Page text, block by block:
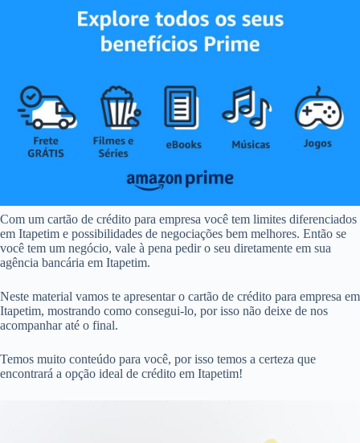
Com um cartão de crédito para empresa você tem limites diferenciados
em Itapetim e possibilidades de negociações bem melhores. Então se
você tem um negócio, vale à pena pedir o seu diretamente em sua
agência bancária em Itapetim.
Neste material vamos te apresentar o cartão de crédito para empresa em
Itapetim, mostrando como consegui-lo, por isso não deixe de nos
acompanhar até o final.
Temos muito conteúdo para você, por isso temos a certeza que
encontrará a opção ideal de crédito em Itapetim!